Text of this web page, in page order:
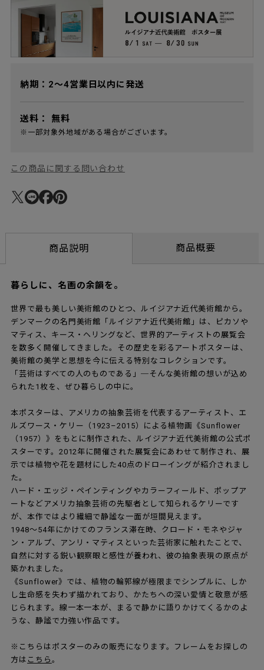
納期：2～4営業日以内に発送
送料： 無料
※一部対象外地域がある場合がございます。
この商品に関する問い合わせ
商品説明 商品概要
暮らしに、名画の余韻を。
世界で最も美しい美術館のひとつ、ルイジアナ近代美術館から。
デンマークの名門美術館「ルイジアナ近代美術館」は、ピカソや
マティス、キース・ヘリングなど、世界的アーティストの展覧会
を数多く開催してきました。その歴史を彩るアートポスターは、
美術館の美学と思想を今に伝える特別なコレクションです。
「芸術はすべての人のものである」─そんな美術館の想いが込め
られた1枚を、ぜひ暮らしの中に。
本ポスターは、アメリカの抽象芸術を代表するアーティスト、エ
ルズワース・ケリー（1923–2015）による植物画《Sunflower
（1957）》をもとに制作された、ルイジアナ近代美術館の公式ポ
スターです。2012年に開催された展覧会にあわせて制作され、展
示では植物や花を題材にした40点のドローイングが紹介されまし
た。
ハード・エッジ・ペインティングやカラーフィールド、ポップア
ートなどアメリカ抽象芸術の先駆者として知られるケリーです
が、本作ではより繊細で静謐な一面が垣間見えます。
1948〜54年にかけてのフランス滞在時、クロード・モネやジャ
ン・アルプ、アンリ・マティスといった芸術家に触れたことで、
自然に対する鋭い観察眼と感性が養われ、彼の抽象表現の原点が
築かれました。
《Sunflower》では、植物の輪郭線が極限までシンプルに、しか
し生命感を失わず描かれており、かたちへの深い愛情と敬意が感
じられます。線一本一本が、まるで静かに語りかけてくるかのよ
うな、静謐で力強い作品です。
※こちらはポスターのみの販売になります。フレームをお探しの
方は こちら 。